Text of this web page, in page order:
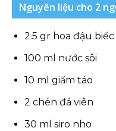
Nguyên liệu cho 2
2.5 gr hoa đậu biếc
100 ml nước sôi
10 ml giấm táo
2 chén đá viên
30 ml siro nho